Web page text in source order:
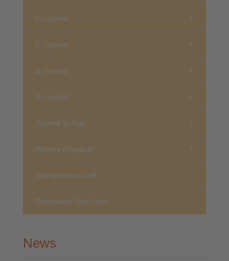
D-Jugend
C-Jugend
B-Jugend
A-Jugend
Jugend-Schutz
Weitere Angebote
Spielgemeinschaft
Downloads Und Links
News